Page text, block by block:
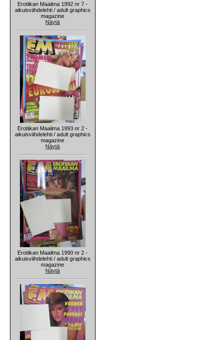
Erotiikan Maailma 1992 nr 7 -
aikuisviihdelehti / adult graphics
magazine
Näytä
Erotiikan Maailma 1993 nr 2 -
aikuisviihdelehti / adult graphics
magazine
Näytä
Erotiikan Maailma 1990 nr 2 -
aikuisviihdelehti / adult graphics
magazine
Näytä